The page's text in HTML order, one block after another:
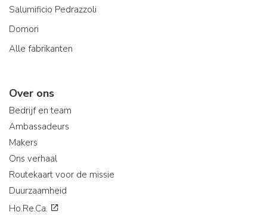
Salumificio Pedrazzoli
Domori
Alle fabrikanten
Over ons
Bedrijf en team
Ambassadeurs
Makers
Ons verhaal
Routekaart voor de missie
Duurzaamheid
Ho.Re.Ca.